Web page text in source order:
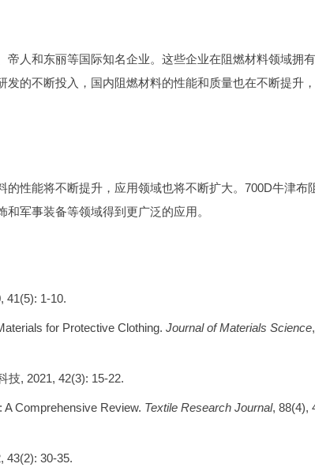
人和东丽等国际知名企业。这些企业在阻燃材料领域拥
的不断投入，国内阻燃材料的性能和质量也在不断提升
性能将不断提升，应用领域也将不断扩大。700D牛津布
军事装备等领域得到更广泛的应用。
41(5): 1-10.
for Protective Clothing. Journal of Materials Science,
技, 2021, 42(3): 15-22.
A Comprehensive Review. Textile Research Journal, 88(4),
43(2): 30-35.